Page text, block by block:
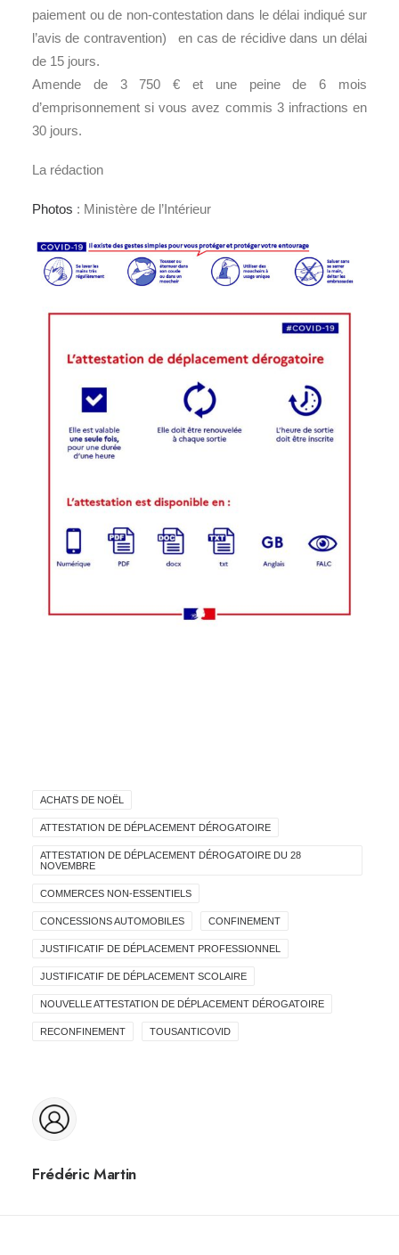
paiement ou de non-contestation dans le délai indiqué sur
l’avis de contravention) en cas de récidive dans un délai
de 15 jours.
Amende de 3 750 € et une peine de 6 mois
d’emprisonnement si vous avez commis 3 infractions en
30 jours.
La rédaction
Photos : Ministère de l’Intérieur
ACHATS DE NOËL
ATTESTATION DE DÉPLACEMENT DÉROGATOIRE
ATTESTATION DE DÉPLACEMENT DÉROGATOIRE DU 28
NOVEMBRE
COMMERCES NON-ESSENTIELS
CONCESSIONS AUTOMOBILES CONFINEMENT
JUSTIFICATIF DE DÉPLACEMENT PROFESSIONNEL
JUSTIFICATIF DE DÉPLACEMENT SCOLAIRE
NOUVELLE ATTESTATION DE DÉPLACEMENT DÉROGATOIRE
RECONFINEMENT TOUSANTICOVID
Frédéric Martin